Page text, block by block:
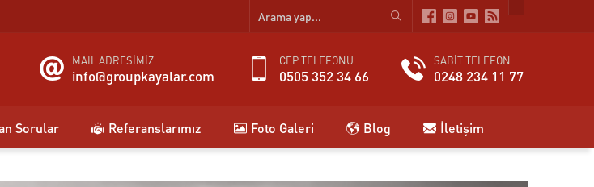
MAIL ADRESİMİZ
info@groupkayalar.com
CEP TELEFONU
0505 352 34 66
SABİT TELEFON
0248 234 11 77
Sorular Referanslarımız Foto Galeri Blog İletişim